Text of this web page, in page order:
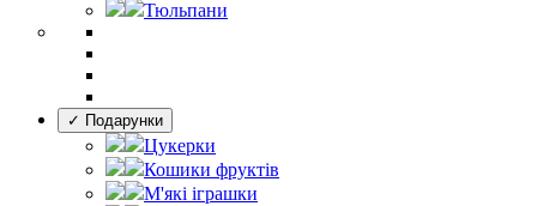
Тюльпани
✓ Подарунки
Цукерки
Кошики фруктів
М'які іграшки